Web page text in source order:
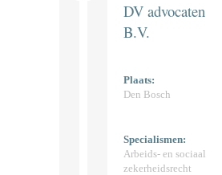
DV advocaten
B.V.
Plaats:
Den Bosch
Specialismen:
Arbeids- en sociaal
zekerheidsrecht